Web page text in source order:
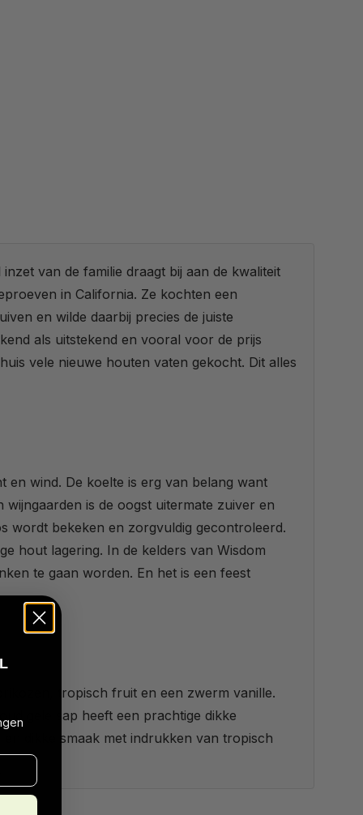
van de familie draagt bij aan de kwaliteit
in California. Ze kochten een
en wilde daarbij precies de juiste
als uitstekend en vooral voor de prijs
vele nieuwe houten vaten gekocht. Dit alles
en wind. De koelte is erg van belang want
is de oogst uitermate zuiver en
wordt bekeken en zorgvuldig gecontroleerd.
hout lagering. In de kelders van Wisdom
te gaan worden. En het is een feest
tropisch fruit en een zwerm vanille.
gele sap heeft een prachtige dikke
dikke smaak met indrukken van tropisch